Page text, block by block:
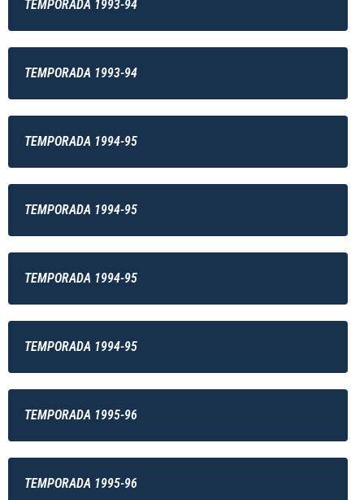
TEMPORADA 1993-94
TEMPORADA 1993-94
TEMPORADA 1994-95
TEMPORADA 1994-95
TEMPORADA 1994-95
TEMPORADA 1994-95
TEMPORADA 1995-96
TEMPORADA 1995-96